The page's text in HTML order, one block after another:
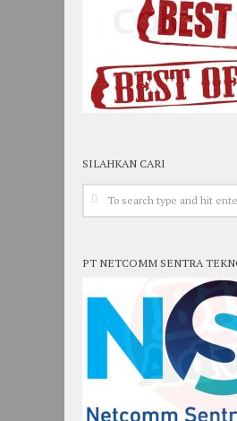
SILAHKAN CARI
PT NETCOMM SENTRA